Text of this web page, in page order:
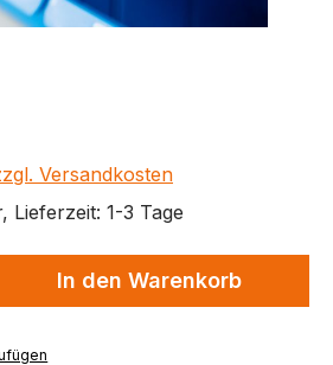
Versandkosten
Lieferzeit: 1-3 Tage
Gib den
In den Warenkorb